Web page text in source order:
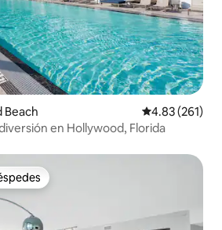
Beach Calificación
4.83 (261)
en Hollywood, Florida
preferido